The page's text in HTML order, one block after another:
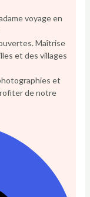
voyage en
Maîtrise
et des villages
et
de notre